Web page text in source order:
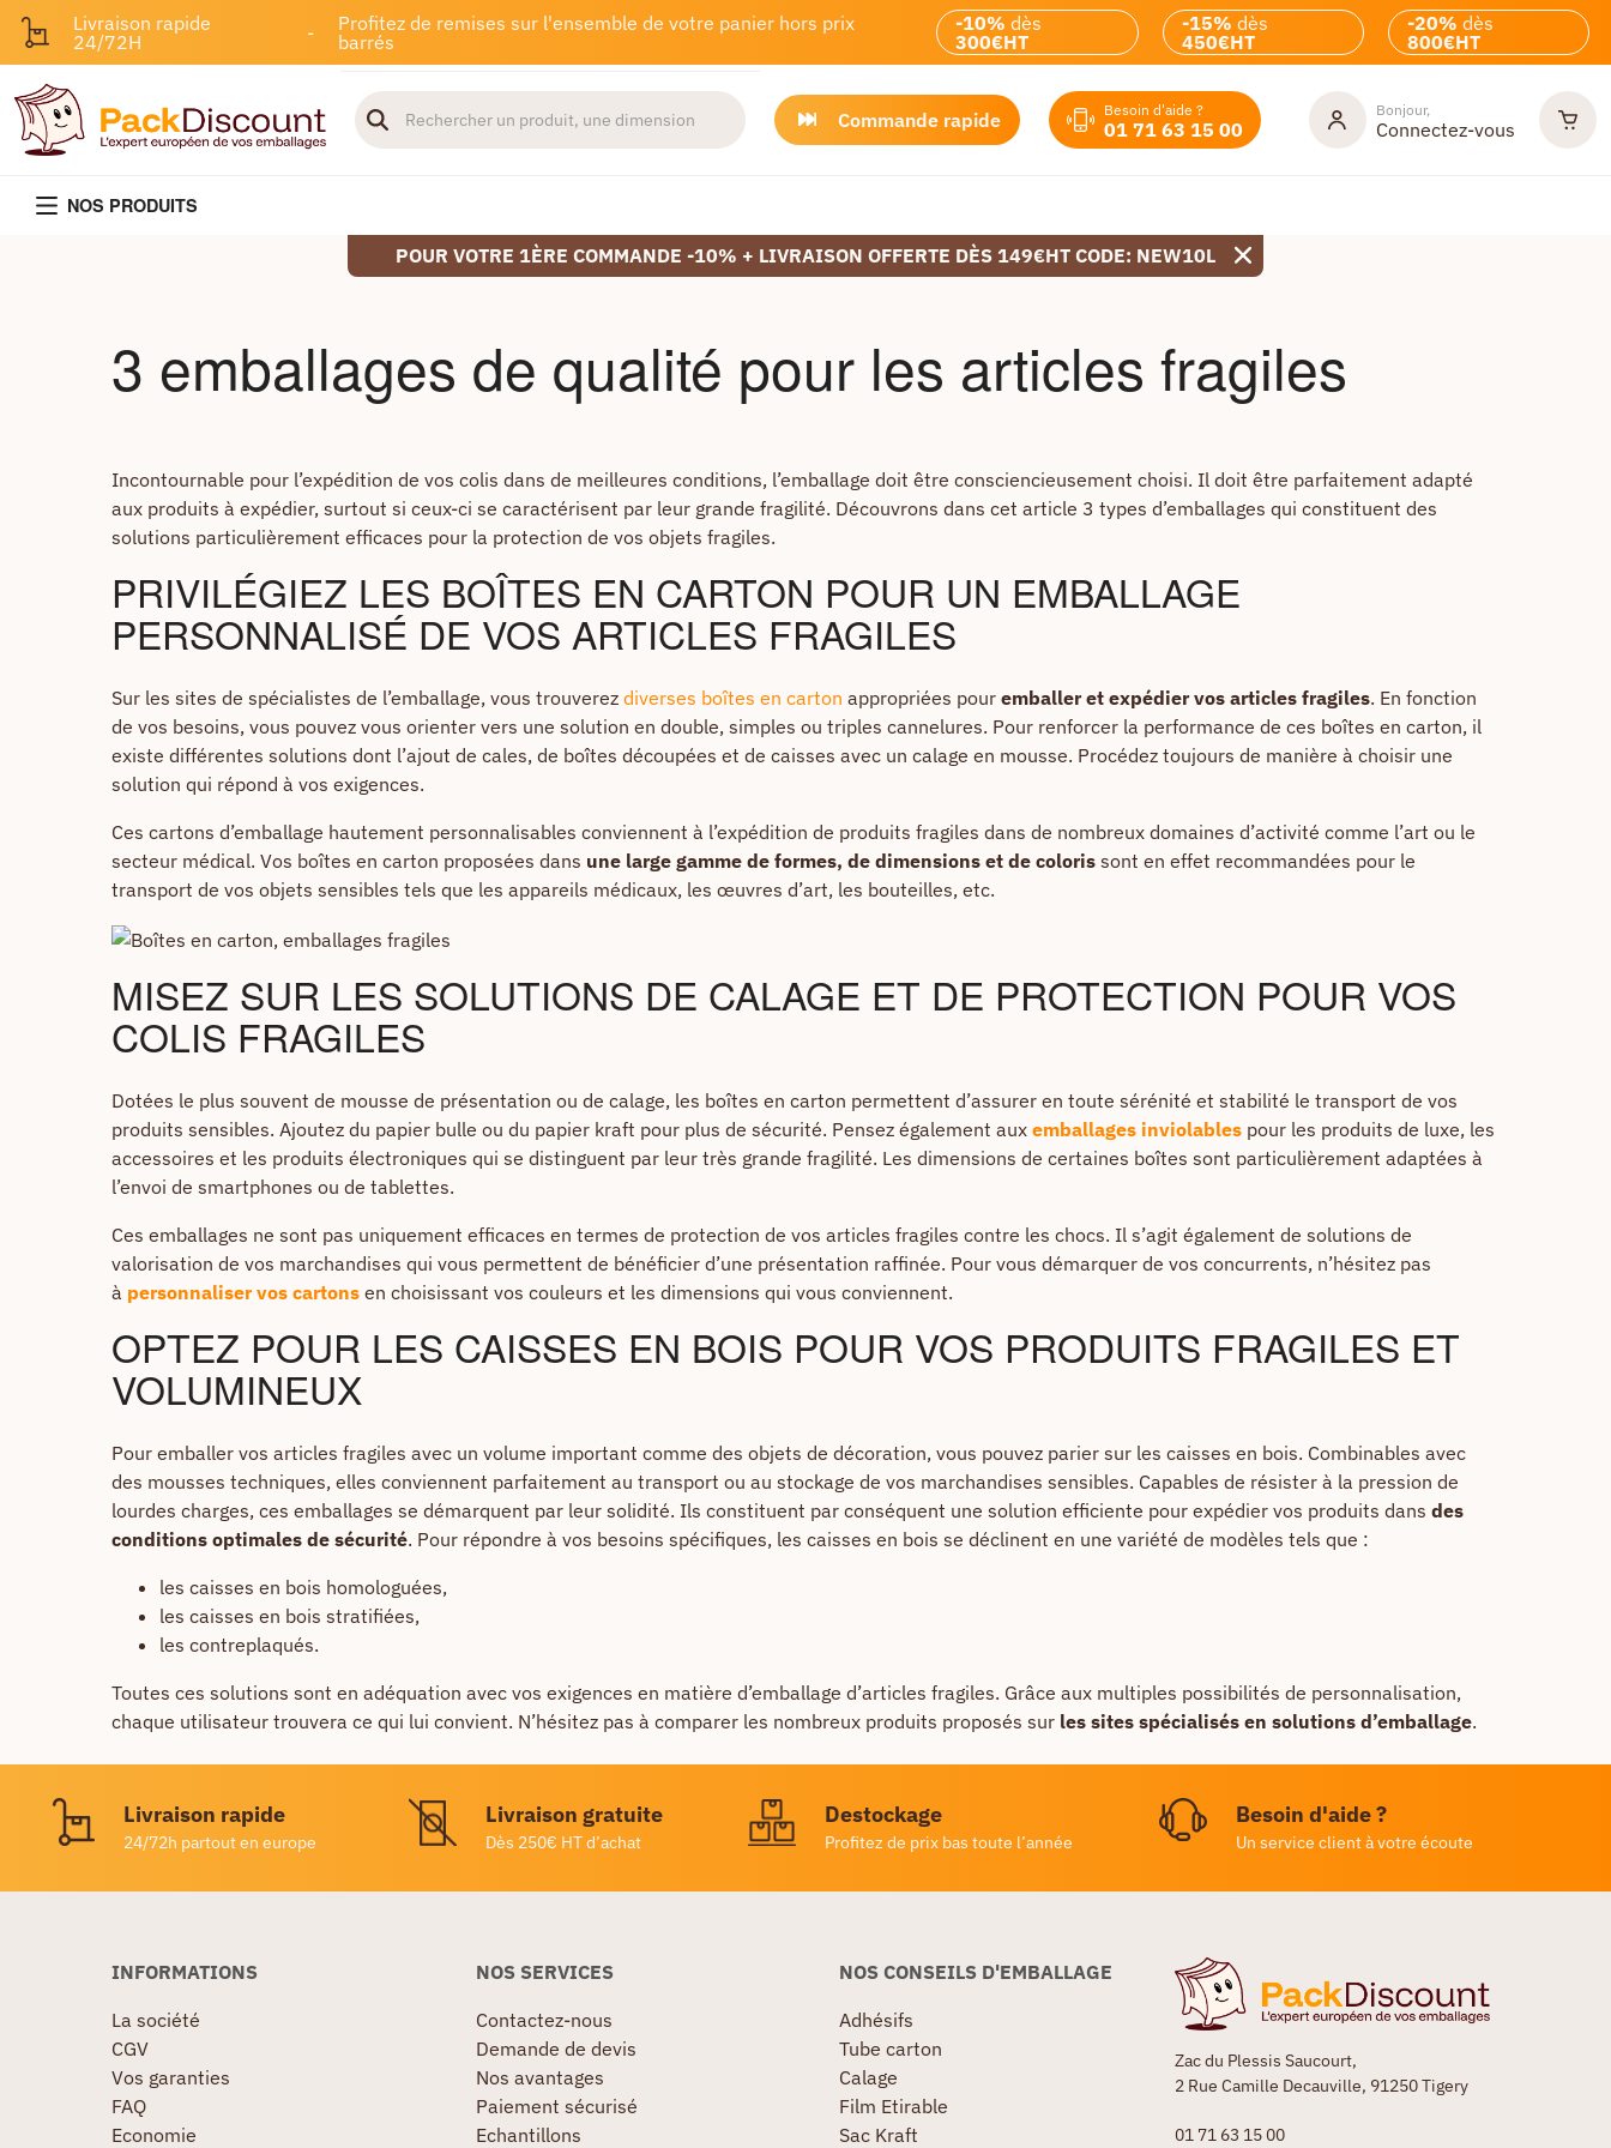
Livraison rapide
24/72H
-
Profitez de remises sur l'ensemble de votre panier hors prix
barrés
-10% dès
300€HT
-15% dès
450€HT
-20% dès
800€HT
Commande rapide Besoin d'aide ?
01 71 63 15 00
Bonjour,
Connectez-vous
NOS PRODUITS
POUR VOTRE 1ÈRE COMMANDE -10% + LIVRAISON OFFERTE DÈS 149€HT CODE: NEW10L
3 emballages de qualité pour les articles fragiles
Incontournable pour l’expédition de vos colis dans de meilleures conditions, l’emballage doit être consciencieusement choisi. Il doit être parfaitement adapté
aux produits à expédier, surtout si ceux-ci se caractérisent par leur grande fragilité. Découvrons dans cet article 3 types d’emballages qui constituent des
solutions particulièrement efficaces pour la protection de vos objets fragiles.
PRIVILÉGIEZ LES BOÎTES EN CARTON POUR UN EMBALLAGE
PERSONNALISÉ DE VOS ARTICLES FRAGILES
Sur les sites de spécialistes de l’emballage, vous trouverez diverses boîtes en carton appropriées pour emballer et expédier vos articles fragiles. En fonction
de vos besoins, vous pouvez vous orienter vers une solution en double, simples ou triples cannelures. Pour renforcer la performance de ces boîtes en carton, il
existe différentes solutions dont l’ajout de cales, de boîtes découpées et de caisses avec un calage en mousse. Procédez toujours de manière à choisir une
solution qui répond à vos exigences.
Ces cartons d’emballage hautement personnalisables conviennent à l’expédition de produits fragiles dans de nombreux domaines d’activité comme l’art ou le
secteur médical. Vos boîtes en carton proposées dans une large gamme de formes, de dimensions et de coloris sont en effet recommandées pour le
transport de vos objets sensibles tels que les appareils médicaux, les œuvres d’art, les bouteilles, etc.
MISEZ SUR LES SOLUTIONS DE CALAGE ET DE PROTECTION POUR VOS
COLIS FRAGILES
Dotées le plus souvent de mousse de présentation ou de calage, les boîtes en carton permettent d’assurer en toute sérénité et stabilité le transport de vos
produits sensibles. Ajoutez du papier bulle ou du papier kraft pour plus de sécurité. Pensez également aux emballages inviolables pour les produits de luxe, les
accessoires et les produits électroniques qui se distinguent par leur très grande fragilité. Les dimensions de certaines boîtes sont particulièrement adaptées à
l’envoi de smartphones ou de tablettes.
Ces emballages ne sont pas uniquement efficaces en termes de protection de vos articles fragiles contre les chocs. Il s’agit également de solutions de
valorisation de vos marchandises qui vous permettent de bénéficier d’une présentation raffinée. Pour vous démarquer de vos concurrents, n’hésitez pas
à personnaliser vos cartons en choisissant vos couleurs et les dimensions qui vous conviennent.
OPTEZ POUR LES CAISSES EN BOIS POUR VOS PRODUITS FRAGILES ET
VOLUMINEUX
Pour emballer vos articles fragiles avec un volume important comme des objets de décoration, vous pouvez parier sur les caisses en bois. Combinables avec
des mousses techniques, elles conviennent parfaitement au transport ou au stockage de vos marchandises sensibles. Capables de résister à la pression de
lourdes charges, ces emballages se démarquent par leur solidité. Ils constituent par conséquent une solution efficiente pour expédier vos produits dans des
conditions optimales de sécurité. Pour répondre à vos besoins spécifiques, les caisses en bois se déclinent en une variété de modèles tels que :
les caisses en bois homologuées,
les caisses en bois stratifiées,
les contreplaqués.
Toutes ces solutions sont en adéquation avec vos exigences en matière d’emballage d’articles fragiles. Grâce aux multiples possibilités de personnalisation,
chaque utilisateur trouvera ce qui lui convient. N’hésitez pas à comparer les nombreux produits proposés sur les sites spécialisés en solutions d’emballage.
Livraison rapide
24/72h partout en europe
Livraison gratuite
Dès 250€ HT d’achat
Destockage
Profitez de prix bas toute l’année
Besoin d'aide ?
Un service client à votre écoute
Zac du Plessis Saucourt,
2 Rue Camille Decauville, 91250 Tigery
01 71 63 15 00
INFORMATIONS
La société
CGV
Vos garanties
FAQ
Economie
NOS SERVICES
Contactez-nous
Demande de devis
Nos avantages
Paiement sécurisé
Echantillons
NOS CONSEILS D'EMBALLAGE
Adhésifs
Tube carton
Calage
Film Etirable
Sac Kraft